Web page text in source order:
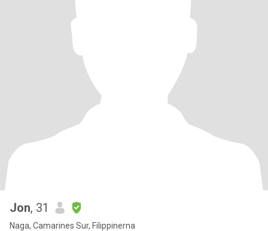
Jon, 31
Naga, Camarines Sur, Filippinerna